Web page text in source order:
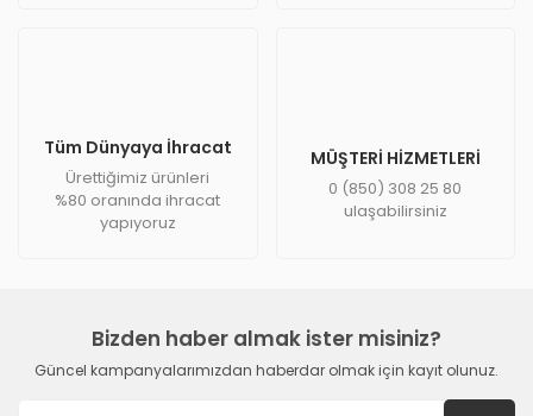
Tüm Dünyaya İhracat
Ürettiğimiz ürünleri
%80 oranında ihracat
yapıyoruz
MÜŞTERİ HİZMETLERİ
0 (850) 308 25 80
ulaşabilirsiniz
Bizden haber almak ister misiniz?
Güncel kampanyalarımızdan haberdar olmak için kayıt olunuz.